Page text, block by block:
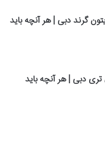
گرند دبی | هر آنچه باید
دبی | هر آنچه باید